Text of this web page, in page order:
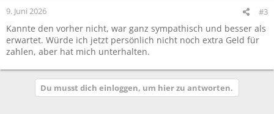
n
e
n
:
9. Juni 2026 #3
Kannte den vorher nicht, war ganz sympathisch und besser als
erwartet. Würde ich jetzt persönlich nicht noch extra Geld für
zahlen, aber hat mich unterhalten.
Du musst dich einloggen, um hier zu antworten.